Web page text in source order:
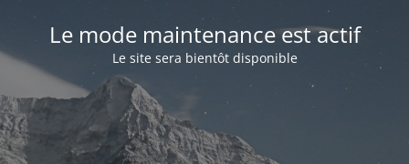
Le mode maintenance est actif
Le site sera bientôt disponible